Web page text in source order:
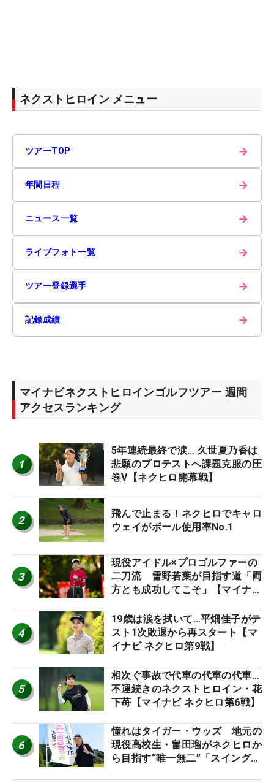
ネクストヒロイン メニュー
ツアーTOP →
年間日程 →
ニュース一覧 →
ライブフォト一覧 →
ツアー登録選手 →
記録成績 →
マイナビネクストヒロインゴルフツアー 週間
アクセスランキング
1
5年連続最終で涙… 久世夏乃香は
悲願のプロテストへ課題克服の圧
巻V【ネクヒロ開幕戦】
2
飛んで止まる！ネクヒロでキャロ
ウェイがボール使用率No.1
3
現役アイドル×プロゴルファーの
二刀流 雪野若葉が目指す道「両
方とも成功してこそ」【マイナビ
4
19歳は涙を拭いて…平畑佳子がテ
スト1次敗退から再スタート【マ
イナビ ネクヒロ第9戦】
5
相次ぐ事故で代車の代車の代車…
不運続きのネクストヒロイン・花
下苺【マイナビ ネクヒロ第6戦】
6
憧れはタイガー・ウッズ 地元の
現役高校生・畠田瑠がネクヒロか
ら目指す“唯一無二”「スイングは